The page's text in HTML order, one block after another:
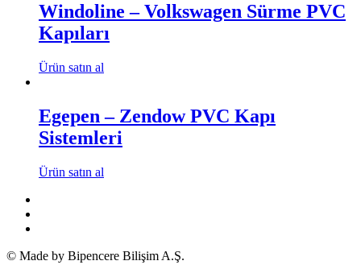
Windoline – Volkswagen Sürme PVC
Kapıları
Ürün satın al
Egepen – Zendow PVC Kapı
Sistemleri
Ürün satın al
© Made by Bipencere Bilişim A.Ş.